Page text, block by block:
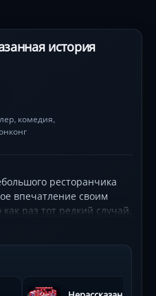
история
, комедия,
ресторанчика
впечатление своим
раз тот редкий случай,
самым
удовольствия.
ресторана, который